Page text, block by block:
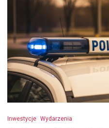
Inwestycje Wydarzenia